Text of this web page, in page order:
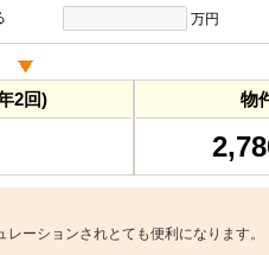
万円
2回) 物
ーションされとても便利になります。